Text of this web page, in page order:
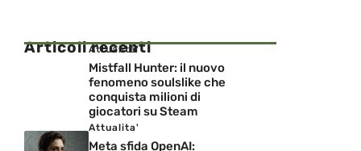
Articoli recenti
Attualita'
Mistfall Hunter: il nuovo
fenomeno soulslike che
conquista milioni di
giocatori su Steam
Attualita'
Meta sfida OpenAI: